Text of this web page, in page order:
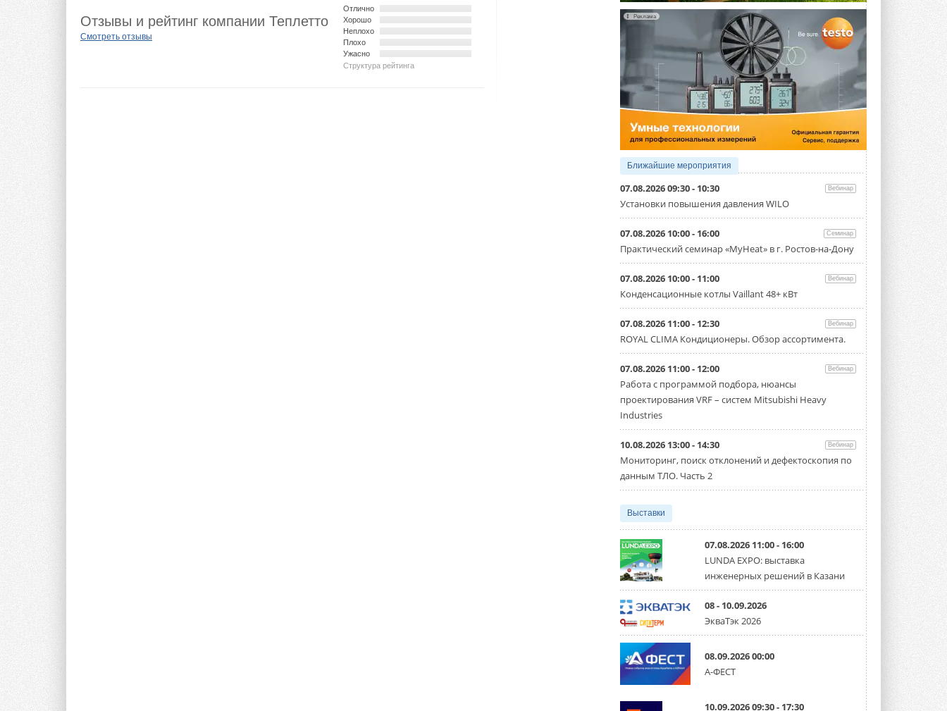
Структура рейтинга
Отлично
Хорошо
Неплохо
Плохо
Ужасно
Отзывы и рейтинг компании Теплетто
Смотреть отзывы
3 АВГУСТА 2026
«Датарк» испытал модульный
ЦОД с плотностью 54 кВт на
стойку
Испытания прошли на собственной
производственной площадке и были ...
3 АВГУСТА 2026
Samsung выпускает VRF-
систему DVM на R32
Линейка включает семь типоразмеров
производительностью от 22,4 до 56 кВт.
Суммарная длина трубопроводов ...
3 АВГУСТА 2026
«СиСофт Девелопмент» подвел
итоги конкурса студенческих
проектов «ТИМ-лидеры 2026»
Новый сезон конкурса «ТИМ-лидеры»
стартует уже в сентябре 2026 года ...
3 АВГУСТА 2026
«Русклимат» укрепляет
партнёрство за Уралом
Президент Омского землячества в
Москве Михаил Тимошенко посетил
Омск с трёхдневным рабочим визитом ...
31 ИЮЛЯ 2026
Carrier модернизирует
флагманский чиллер AquaEdge
19XR
Чиллер получил новую версию,
Mitsubishi расширяет
направление систем
охлаждения для ЦОД
США запретили использование
иностранных инверторов
28 июля 2026 года Федеральная
комиссия по связи США (FCC) обновила
свой специальный перечень Covered ...
31 ИЮЛЯ 2026
Уже через месяц в России
можно будет устанавливать
солнечные панели в МКД
С 1 сентября снимается запрет на
микрогенерацию в многоквартирных ...
30 ИЮЛЯ 2026
Канальные вентиляторы с ЕС-
Реклама
Ближайшие мероприятия
07.08.2026 09:30 - 10:30 Вебинар
Установки повышения давления WILO
07.08.2026 10:00 - 16:00 Семинар
Практический семинар «MyHeat» в г. Ростов-на-Дону
07.08.2026 10:00 - 11:00 Вебинар
Конденсационные котлы Vaillant 48+ кВт
07.08.2026 11:00 - 12:30 Вебинар
ROYAL CLIMA Кондиционеры. Обзор ассортимента.
07.08.2026 11:00 - 12:00 Вебинар
Работа с программой подбора, нюансы
проектирования VRF – систем Mitsubishi Heavy
Industries
10.08.2026 13:00 - 14:30 Вебинар
Мониторинг, поиск отклонений и дефектоскопия по
данным ТЛО. Часть 2
Выставки
07.08.2026 11:00 - 16:00
LUNDA EXPO: выставка
инженерных решений в Казани
08 - 10.09.2026
ЭкваТэк 2026
08.09.2026 00:00
А-ФЕСТ
10.09.2026 09:30 - 17:30